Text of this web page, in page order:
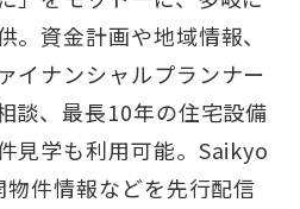
。資金計画や地域情報、
イナンシャルプランナー
談、最長10年の住宅設備
見学も利用可能。Saikyo
件情報などを先行配信